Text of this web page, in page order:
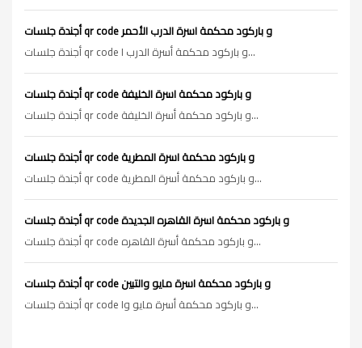
أجندة جلسات qr code و باركود محكمة اسرة الدرب الأحمر
أجندة جلسات qr code و باركود محكمة أسرة الدرب ا...
أجندة جلسات qr code و باركود محكمة اسرة الخليفة
أجندة جلسات qr code و باركود محكمة أسرة الخليفة...
أجندة جلسات qr code و باركود محكمة اسرة المطرية
أجندة جلسات qr code و باركود محكمة أسرة المطرية...
أجندة جلسات qr code و باركود محكمة اسرة القاهره الجديدة
أجندة جلسات qr code و باركود محكمة أسرة القاهره...
أجندة جلسات qr code و باركود محكمة اسرة مايو والتبين
أجندة جلسات qr code و باركود محكمة أسرة مايو وا...